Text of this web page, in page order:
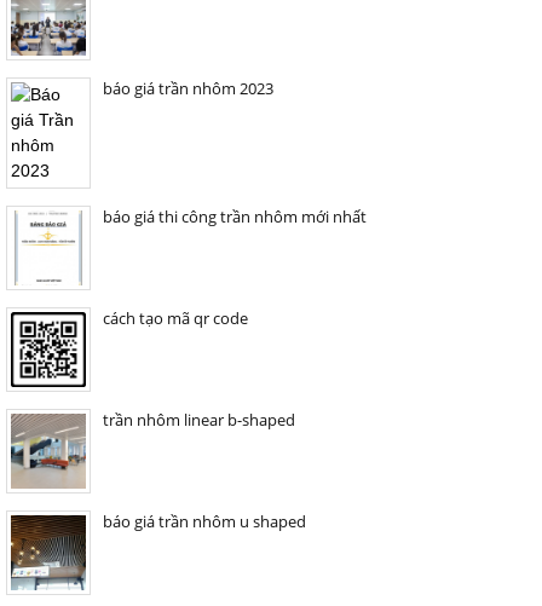
báo giá trần nhôm 2023
báo giá thi công trần nhôm mới nhất
cách tạo mã qr code
trần nhôm linear b-shaped
báo giá trần nhôm u shaped